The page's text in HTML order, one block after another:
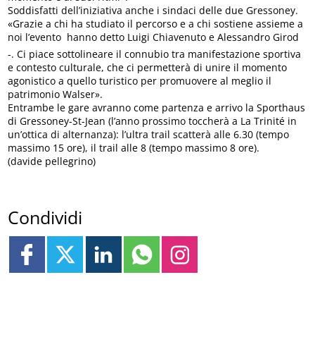
Soddisfatti dell’iniziativa anche i sindaci delle due Gressoney.
«Grazie a chi ha studiato il percorso e a chi sostiene assieme a
noi l’evento  hanno detto Luigi Chiavenuto e Alessandro Girod
-. Ci piace sottolineare il connubio tra manifestazione sportiva
e contesto culturale, che ci permetterà di unire il momento
agonistico a quello turistico per promuovere al meglio il
patrimonio Walser».
Entrambe le gare avranno come partenza e arrivo la Sporthaus
di Gressoney-St-Jean (l’anno prossimo toccherà a La Trinité in
un’ottica di alternanza): l’ultra trail scatterà alle 6.30 (tempo
massimo 15 ore), il trail alle 8 (tempo massimo 8 ore).
(davide pellegrino)
Condividi